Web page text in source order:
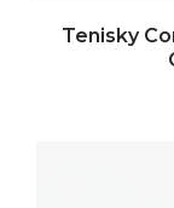
Tenisky